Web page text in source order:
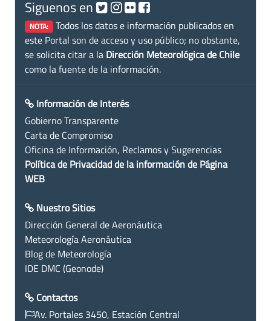
Siguenos en
NOTA: Todos los datos e información publicados en
este Portal son de acceso y uso público; no obstante,
se solicita citar a la Dirección Meteorológica de Chile
como la fuente de la información.
Información de Interés
Gobierno Transparente
Carta de Compromiso
Oficina de Información, Reclamos y Sugerencias
Política de Privacidad de la información de Página
WEB
Nuestro Sitios
Dirección General de Aeronáutica
Meteorología Aeronáutica
Blog de Meteorología
IDE DMC (Geonode)
Contactos
Av. Portales 3450, Estación Central